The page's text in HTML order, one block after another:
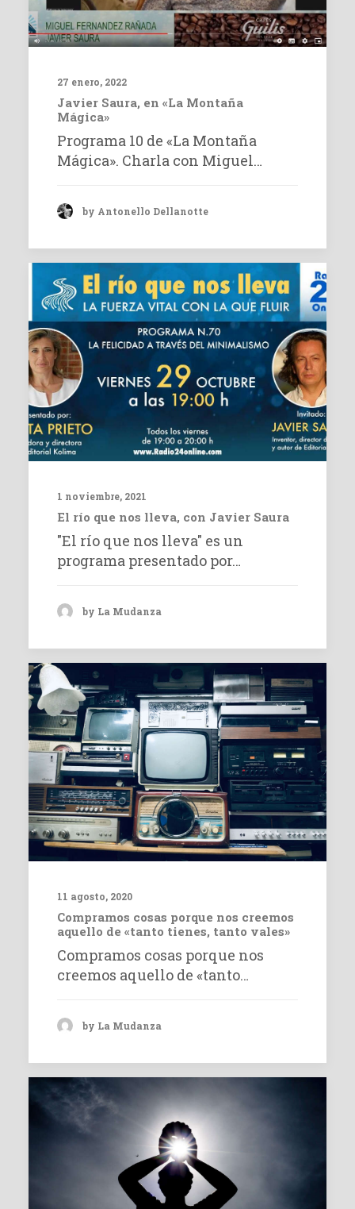
27 enero, 2022
Javier Saura, en «La Montaña
Mágica»
Programa 10 de «La Montaña
Mágica». Charla con Miguel…
by Antonello Dellanotte
1 noviembre, 2021
El río que nos lleva, con Javier Saura
"El río que nos lleva" es un
programa presentado por…
by La Mudanza
11 agosto, 2020
Compramos cosas porque nos creemos
aquello de «tanto tienes, tanto vales»
Compramos cosas porque nos
creemos aquello de «tanto…
by La Mudanza